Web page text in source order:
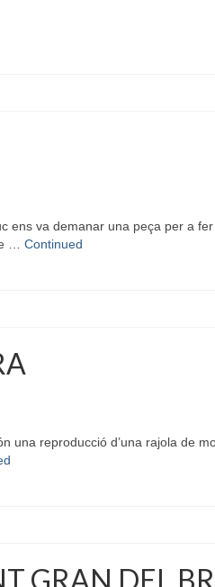
va demanar una peça per a
… Continued
una reproducció d’una rajola de
GRAN DEL